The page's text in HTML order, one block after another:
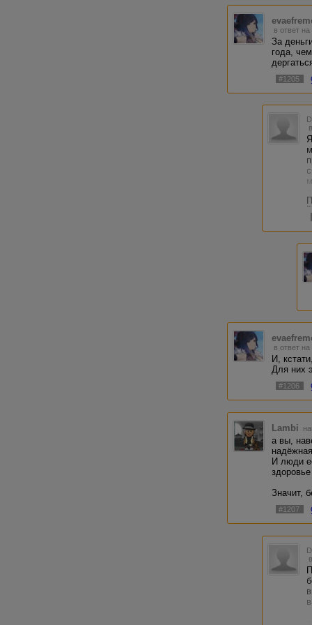
не
люди,
в ответ
За
года,
#1205
в ответ
И,
Для них
#1206
Lambi
а вы,
И люди
Значит,
#1207